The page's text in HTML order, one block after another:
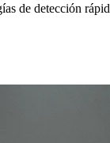
de detección